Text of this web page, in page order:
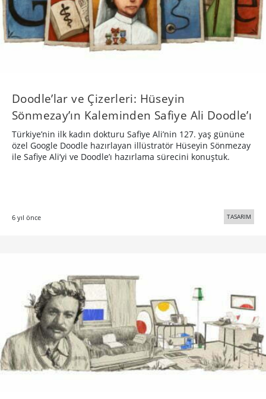
Doodle’lar ve Çizerleri: Hüseyin
Sönmezay’ın Kaleminden Safiye Ali Doodle’ı
Türkiye’nin ilk kadın dokturu Safiye Ali’nin 127. yaş gününe
özel Google Doodle hazırlayan illüstratör Hüseyin Sönmezay
ile Safiye Ali’yi ve Doodle’ı hazırlama sürecini konuştuk.
6 yıl önce TASARIM